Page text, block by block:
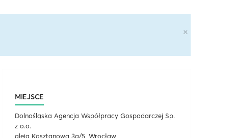
×
MIEJSCE
Dolnośląska Agencja Współpracy Gospodarczej Sp.
z o.o.
aleja Kasztanowa 3a/5, Wrocław